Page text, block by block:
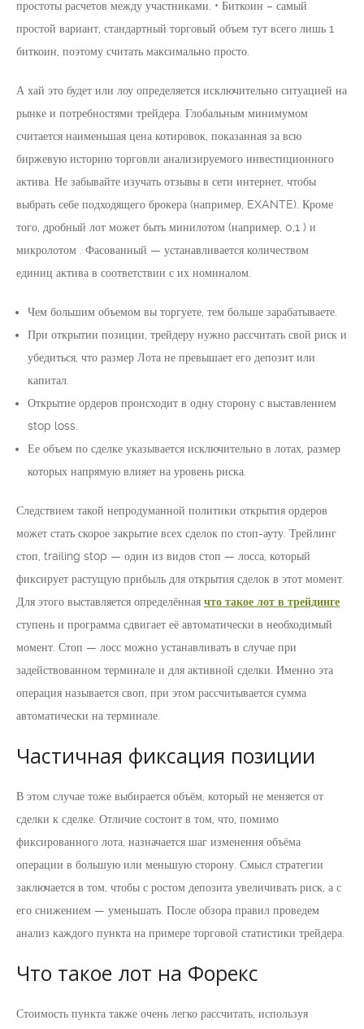
простоты расчетов между участниками. • Биткоин – самый
простой вариант, стандартный торговый объем тут всего лишь 1
биткоин, поэтому считать максимально просто.
А хай это будет или лоу определяется исключительно ситуацией на
рынке и потребностями трейдера. Глобальным минимумом
считается наименьшая цена котировок, показанная за всю
биржевую историю торговли анализируемого инвестиционного
актива. Не забывайте изучать отзывы в сети интернет, чтобы
выбрать себе подходящего брокера (например, EXANTE). Кроме
того, дробный лот может быть минилотом (например, 0,1 ) и
микролотом . Фасованный — устанавливается количеством
единиц актива в соответствии с их номиналом.
Чем большим объемом вы торгуете, тем больше зарабатываете.
При открытии позиции, трейдеру нужно рассчитать свой риск и
убедиться, что размер Лота не превышает его депозит или
капитал.
Открытие ордеров происходит в одну сторону с выставлением
stop loss.
Ее объем по сделке указывается исключительно в лотах, размер
которых напрямую влияет на уровень риска.
Следствием такой непродуманной политики открытия ордеров
может стать скорое закрытие всех сделок по стоп-ауту. Трейлинг
стоп, trailing stop — один из видов стоп — лосса, который
фиксирует растущую прибыль для открытия сделок в этот момент.
Для этого выставляется определённая что такое лот в трейдинге
ступень и программа сдвигает её автоматически в необходимый
момент. Стоп — лосс можно устанавливать в случае при
задействованном терминале и для активной сделки. Именно эта
операция называется своп, при этом рассчитывается сумма
автоматически на терминале.
Частичная фиксация позиции
В этом случае тоже выбирается объём, который не меняется от
сделки к сделке. Отличие состоит в том, что, помимо
фиксированного лота, назначается шаг изменения объёма
операции в большую или меньшую сторону. Смысл стратегии
заключается в том, чтобы с ростом депозита увеличивать риск, а с
его снижением — уменьшать. После обзора правил проведем
анализ каждого пункта на примере торговой статистики трейдера.
Что такое лот на Форекс
Стоимость пункта также очень легко рассчитать, используя